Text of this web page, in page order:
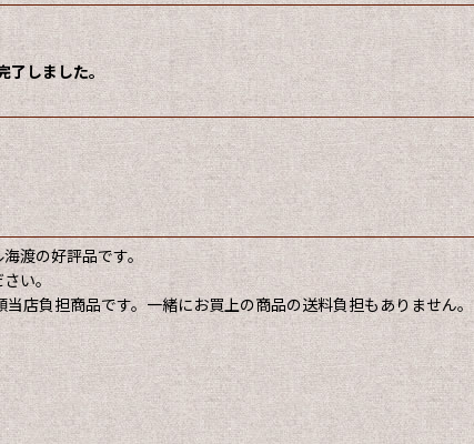
了しました。
渡の好評品です。
さい。
店負担商品です。一緒にお買上の商品の送料負担もありません。